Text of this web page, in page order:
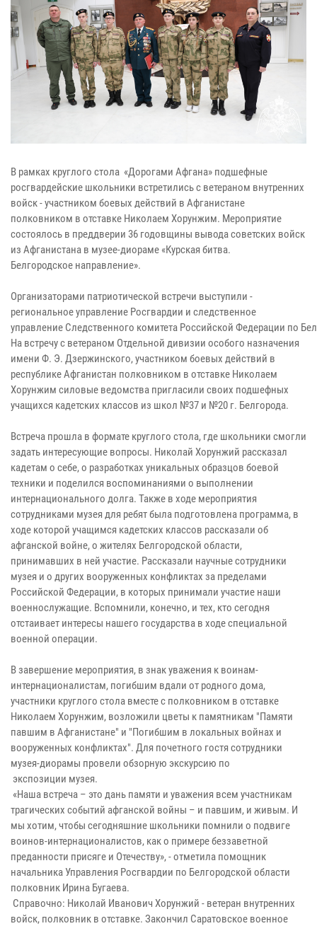
В рамках круглого стола «Дорогами Афгана» подшефные
росгвардейские школьники встретились с ветераном внутренних
войск - участником боевых действий в Афганистане
полковником в отставке Николаем Хорунжим. Мероприятие
состоялось в преддверии 36 годовщины вывода советских войск
из Афганистана в музее-диораме «Курская битва.
Белгородское направление».
Организаторами патриотической встречи выступили -
региональное управление Росгвардии и следственное
управление Следственного комитета Российской Федерации по
На встречу с ветераном Отдельной дивизии особого назначения
имени Ф. Э. Дзержинского, участником боевых действий в
республике Афганистан полковником в отставке Николаем
Хорунжим силовые ведомства пригласили своих подшефных
учащихся кадетских классов из школ №37 и №20 г. Белгорода.
Встреча прошла в формате круглого стола, где школьники смогли
задать интересующие вопросы. Николай Хорунжий рассказал
кадетам о себе, о разработках уникальных образцов боевой
техники и поделился воспоминаниями о выполнении
интернационального долга. Также в ходе мероприятия
сотрудниками музея для ребят была подготовлена программа, в
ходе которой учащимся кадетских классов рассказали об
афганской войне, о жителях Белгородской области,
принимавших в ней участие. Рассказали научные сотрудники
музея и о других вооруженных конфликтах за пределами
Российской Федерации, в которых принимали участие наши
военнослужащие. Вспомнили, конечно, и тех, кто сегодня
отстаивает интересы нашего государства в ходе специальной
военной операции.
В завершение мероприятия, в знак уважения к воинам-
интернационалистам, погибшим вдали от родного дома,
участники круглого стола вместе с полковником в отставке
Николаем Хорунжим, возложили цветы к памятникам "Памяти
павшим в Афганистане" и "Погибшим в локальных войнах и
вооруженных конфликтах". Для почетного гостя сотрудники
музея-диорамы провели обзорную экскурсию по
экспозиции музея.
«Наша встреча – это дань памяти и уважения всем участникам
трагических событий афганской войны – и павшим, и живым. И
мы хотим, чтобы сегодняшние школьники помнили о подвиге
воинов-интернационалистов, как о примере беззаветной
преданности присяге и Отечеству», - отметила помощник
начальника Управления Росгвардии по Белгородской области
полковник Ирина Бугаева.
Справочно: Николай Иванович Хорунжий - ветеран внутренних
войск, полковник в отставке. Закончил Саратовское военное